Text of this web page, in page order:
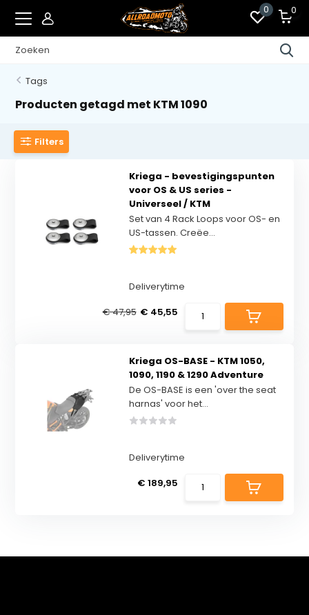
0 0
Tags
Producten getagd met KTM 1090
Filters
Kriega - bevestigingspunten
voor OS & US series -
Universeel / KTM
Set van 4 Rack Loops voor OS- en
US-tassen. Creëe...
Deliverytime
€ 47,95 € 45,55
Kriega OS-BASE - KTM 1050,
1090, 1190 & 1290 Adventure
De OS-BASE is een 'over the seat
harnas' voor het...
Deliverytime
€ 189,95